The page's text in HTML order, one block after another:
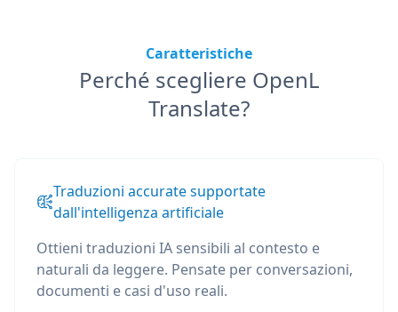
Caratteristiche
Perché scegliere OpenL
Translate?
Traduzioni accurate supportate
dall'intelligenza artificiale
Ottieni traduzioni IA sensibili al contesto e
naturali da leggere. Pensate per conversazioni,
documenti e casi d'uso reali.